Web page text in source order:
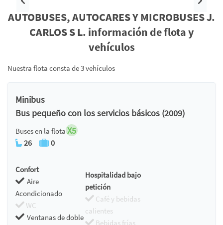
Anterior
AUTOBUSES, AUTOCARES Y MICROBUSES J.
CARLOS S L. información de flota y
vehículos
Nuestra flota consta de 3 vehículos
Minibus
Bus pequeño con los servicios básicos (2009)
Buses en la flota X5
26 0
Confort
Aire
Acondicionado
WC
Ventanas de doble
Hospitalidad bajo
petición
Café y bebidas
calientes
Bebidas frías